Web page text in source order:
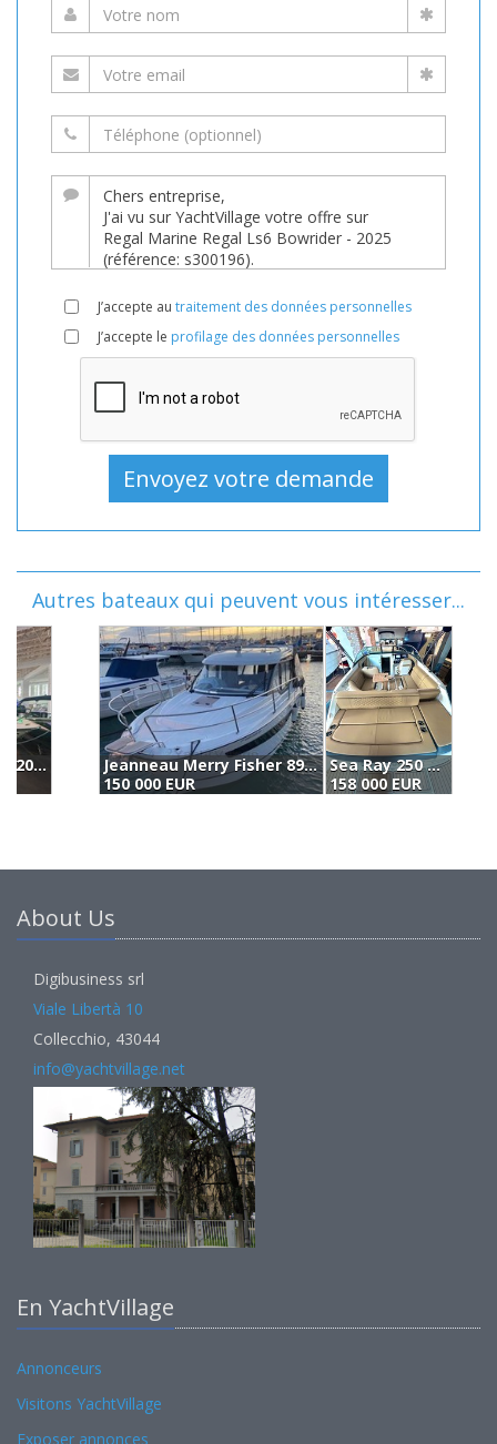
J’accepte au traitement des données personnelles
J’accepte le profilage des données personnelles
Autres bateaux qui peuvent vous intéresser...
Jeanneau Merry Fisher 895 (2020)
150 000 EUR
Sea Ray 250 Sun Sport (2024)
158 000 EUR
About Us
Digibusiness srl
Viale Libertà 10
Collecchio, 43044
info@yachtvillage.net
En YachtVillage
Annonceurs
Visitons YachtVillage
Exposer annonces